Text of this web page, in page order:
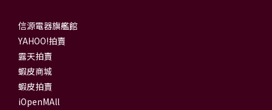
信源電器旗艦館
YAHOO!拍賣
露天拍賣
蝦皮商城
蝦皮拍賣
iOpenMAll